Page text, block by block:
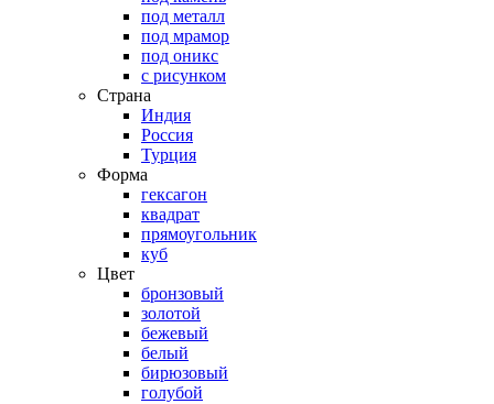
под металл
под мрамор
под оникс
с рисунком
Страна
Индия
Россия
Турция
Форма
гексагон
квадрат
прямоугольник
куб
Цвет
бронзовый
золотой
бежевый
белый
бирюзовый
голубой